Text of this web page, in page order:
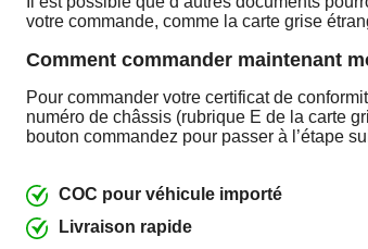
votre commande, comme la carte grise
Comment commander maintenant
Pour commander votre certificat de
numéro de châssis (rubrique E de la carte
bouton commandez pour passer à l’étape
COC pour véhicule importé
Livraison rapide